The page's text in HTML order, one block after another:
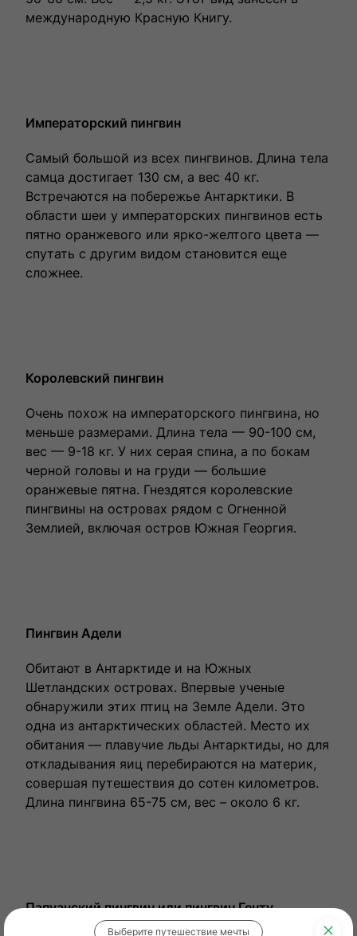
международную Красную Книгу.
Императорский пингвин
Самый большой из всех пингвинов. Длина тела
самца достигает 130 см, а вес 40 кг.
Встречаются на побережье Антарктики. В
области шеи у императорских пингвинов есть
пятно оранжевого или ярко-желтого цвета —
спутать с другим видом становится еще
сложнее.
Королевский пингвин
Очень похож на императорского пингвина, но
меньше размерами. Длина тела — 90-100 см,
вес — 9-18 кг. У них серая спина, а по бокам
черной головы и на груди — большие
оранжевые пятна. Гнездятся королевские
пингвины на островах рядом с Огненной
Землией, включая остров Южная Георгия.
Пингвин Адели
Обитают в Антарктиде и на Южных
Шетландских островах. Впервые ученые
обнаружили этих птиц на Земле Адели. Это
одна из антарктических областей. Место их
обитания — плавучие льды Антарктиды, но для
откладывания яиц перебираются на материк,
совершая путешествия до сотен километров.
Длина пингвина 65-75 см, вес – около 6 кг.
Папуанский пингвин или пингвин Генту
Выберите путешествие мечты